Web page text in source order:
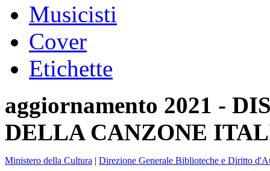
Musicisti
Cover
Etichette
aggiornamento 2021 -
DELLA CANZONE
Ministero della Cultura | Direzione Generale Biblioteche e Diritto